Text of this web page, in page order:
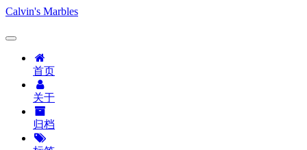
Calvin's Marbles
首页
关于
归档